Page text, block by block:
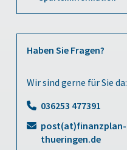
Haben Sie Fragen?
Wir sind gerne für Sie da:
036253 477391
post(at)finanzplan-
thueringen.de